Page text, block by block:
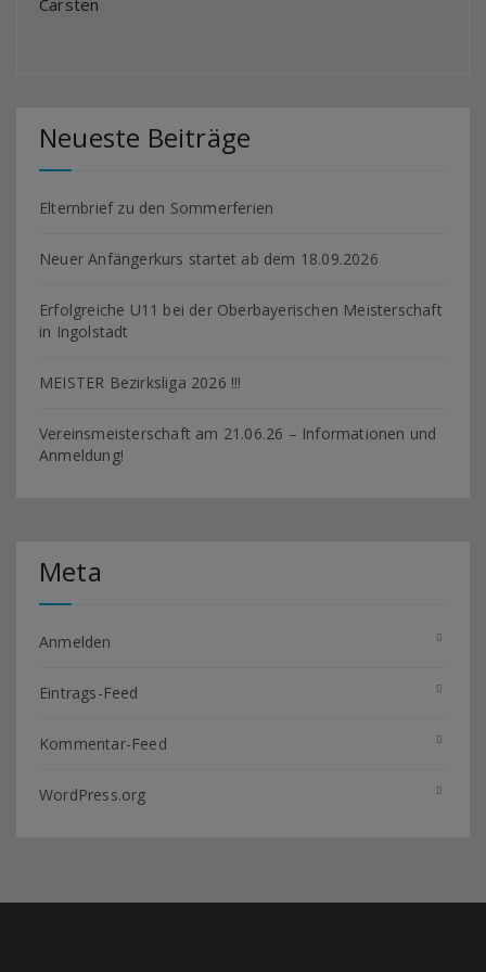
Carsten
Neueste Beiträge
Elternbrief zu den Sommerferien
Neuer Anfängerkurs startet ab dem 18.09.2026
Erfolgreiche U11 bei der Oberbayerischen Meisterschaft
in Ingolstadt
MEISTER Bezirksliga 2026 !!!
Vereinsmeisterschaft am 21.06.26 – Informationen und
Anmeldung!
Meta
Anmelden
Eintrags-Feed
Kommentar-Feed
WordPress.org